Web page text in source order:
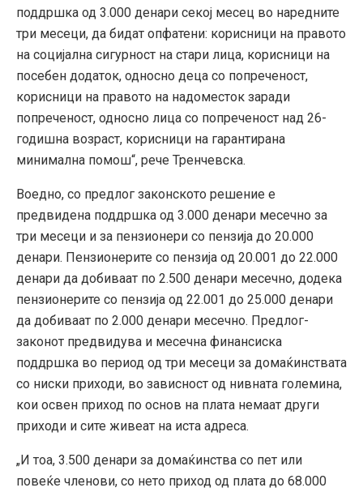
поддршка од 3.000 денари секој месец во наредните
три месеци, да бидат опфатени: корисници на правото
на социјална сигурност на стари лица, корисници на
посебен додаток, односно деца со попреченост,
корисници на правото на надоместок заради
попреченост, односно лица со попреченост над 26-
годишна возраст, корисници на гарантирана
минимална помош“, рече Тренчевска.
Воедно, со предлог законското решение е
предвидена поддршка од 3.000 денари месечно за
три месеци и за пензионери со пензија до 20.000
денари. Пензионерите со пензија од 20.001 до 22.000
денари да добиваат по 2.500 денари месечно, додека
пензионерите со пензија од 22.001 до 25.000 денари
да добиваат по 2.000 денари месечно. Предлог-
законот предвидува и месечна финансиска
поддршка во период од три месеци за домаќинствата
со ниски приходи, во зависност од нивната големина,
кои освен приход по основ на плата немаат други
приходи и сите живеат на иста адреса.
„И тоа, 3.500 денари за домаќинства со пет или
повеќе членови, со нето приход од плата до 68.000